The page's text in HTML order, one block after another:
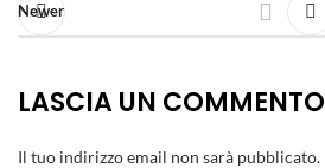
Newer
LASCIA UN COMMENTO
Il tuo indirizzo email non sarà pubblicato.